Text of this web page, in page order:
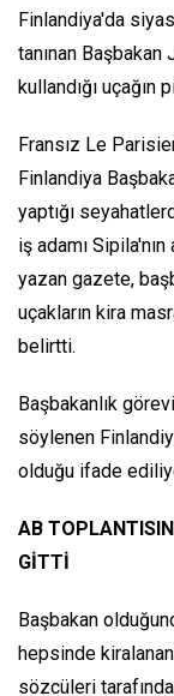
Finlandiya'da
tanınan
kullandığı uçağın
Fransız Le
Finlandiya
yaptığı
iş adamı
yazan gazete,
uçakların kira
belirtti.
Başbakanlık
söylenen
olduğu ifade
AB
GİTTİ
Başbakan
hepsinde kiralanan
sözcüleri